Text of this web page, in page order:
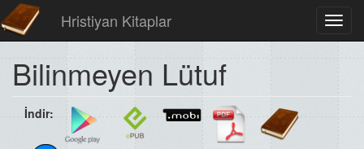
Hristiyan Kitaplar
Bilinmeyen Lütuf
İndir: